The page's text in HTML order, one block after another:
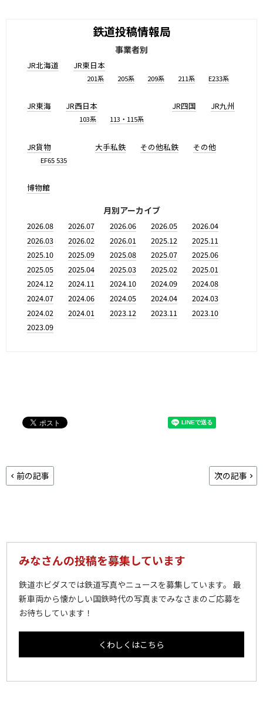
鉄道投稿情報局
事業者別
JR北海道 JR東日本
201系 205系 209系 211系 E233系
JR東海 JR西日本
103系 113・115系
JR四国 JR九州
JR貨物
EF65 535
大手私鉄 その他私鉄 その他
博物館
月別アーカイブ
2026.08 2026.07 2026.06 2026.05
2026.04
2026.03
2026.02 2026.01 2025.12
2025.11
2025.10
2025.09 2025.08 2025.07
2025.06
2025.05
2025.04 2025.03 2025.02
2025.01
2024.12
2024.11 2024.10 2024.09
2024.08
2024.07
2024.06 2024.05 2024.04
2024.03
2024.02
2024.01 2023.12 2023.11
2023.10
2023.09
前の記事 次の記事
みなさんの投稿を募集しています
鉄道ホビダスでは鉄道写真やニュースを募集しています。 最
新車両から懐かしい国鉄時代の写真までみなさまのご応募を
お待ちしています！
くわしくはこちら